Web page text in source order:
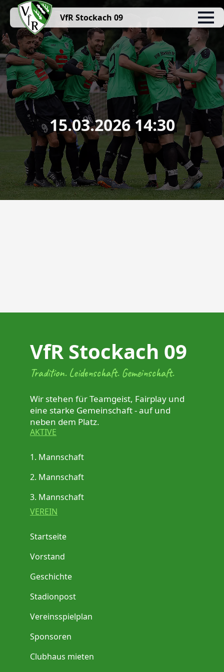
VfR Stockach 09
15.03.2026 14:30
VfR Stockach 09
Tradition. Leidenschaft. Gemeinschaft.
Wir stehen für Teamgeist, Fairplay und
eine starke Gemeinschaft - auf und
neben dem Platz.
AKTIVE
1. Mannschaft
2. Mannschaft
3. Mannschaft
VEREIN
Startseite
Vorstand
Geschichte
Stadionpost
Vereinsspielplan
Sponsoren
Clubhaus mieten